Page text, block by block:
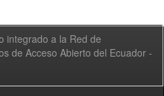
integrado a la Red de
de Acceso Abierto del Ecuador -